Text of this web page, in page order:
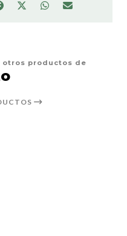
otros productos de